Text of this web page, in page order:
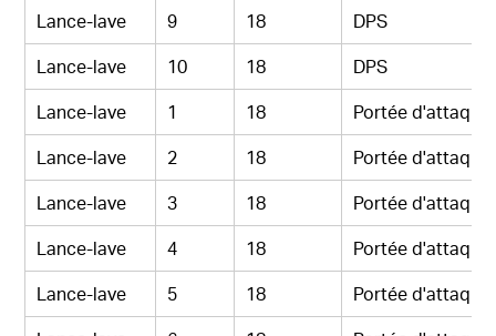
Lance-lave
9 18
DPS
Lance-lave
10 18
DPS
Lance-lave
1 18
Portée d'attaque
Lance-lave
2 18
Portée d'attaque
Lance-lave
3 18
Portée d'attaque
Lance-lave
4 18
Portée d'attaque
Lance-lave
5 18
Portée d'attaque